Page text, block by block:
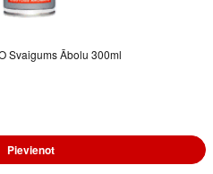
Svaigums Ābolu 300ml
Pievienot